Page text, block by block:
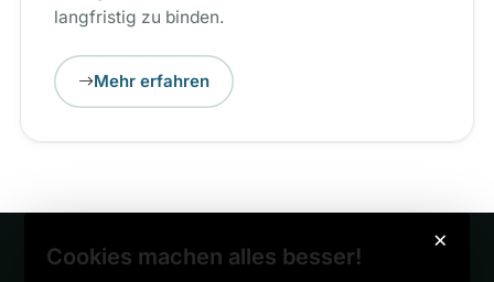
langfristig zu binden.
Mehr erfahren
×
Cookies machen alles besser!